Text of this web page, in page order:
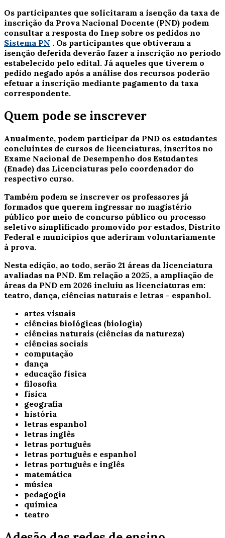
Os participantes que solicitaram a isenção da taxa de
inscrição da Prova Nacional Docente (PND) podem
consultar a resposta do Inep sobre os pedidos no
Sistema PN . Os participantes que obtiveram a
isenção deferida deverão fazer a inscrição no período
estabelecido pelo edital. Já aqueles que tiverem o
pedido negado após a análise dos recursos poderão
efetuar a inscrição mediante pagamento da taxa
correspondente.
Quem pode se inscrever
Anualmente, podem participar da PND os estudantes
concluintes de cursos de licenciaturas, inscritos no
Exame Nacional de Desempenho dos Estudantes
(Enade) das Licenciaturas pelo coordenador do
respectivo curso.
Também podem se inscrever os professores já
formados que querem ingressar no magistério
público por meio de concurso público ou processo
seletivo simplificado promovido por estados, Distrito
Federal e municípios que aderiram voluntariamente
à prova.
Nesta edição, ao todo, serão 21 áreas da licenciatura
avaliadas na PND. Em relação a 2025, a ampliação de
áreas da PND em 2026 incluiu as licenciaturas em:
teatro, dança, ciências naturais e letras – espanhol.
artes visuais
ciências biológicas (biologia)
ciências naturais (ciências da natureza)
ciências sociais
computação
dança
educação física
filosofia
física
geografia
história
letras espanhol
letras inglês
letras português
letras português e espanhol
letras português e inglês
matemática
música
pedagogia
química
teatro